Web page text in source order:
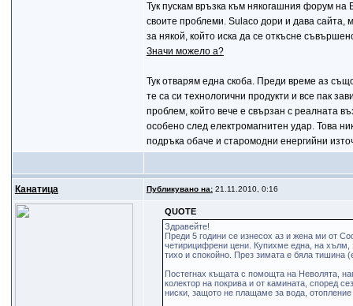
Тук пускам връзка към някогашния форум на
своите проблеми. Sulaco дори и дава сайта,
за някой, който иска да се откъсне
Значи можело а?
Тук отварям една скоба. Преди време аз
те са си технологични продукти и все пак
проблем, който вече е свързан с реалната
особено след електромагнитен удар. Това
подръка обаче и старомодни енергийни
Канатица Публикувано на:21.11.2010, 0:16
QUOTE
Здравейте!
Преди 5 години се изнесох аз и жена ми от
четирицифрени цени. Купихме една, на хълм,
тихо и спокойно. През зимата е бяла тишина
Постегнах къщата с помощта на Неволята,
колектор на покрива и от камината, според
ниски, защото не плащаме за вода,